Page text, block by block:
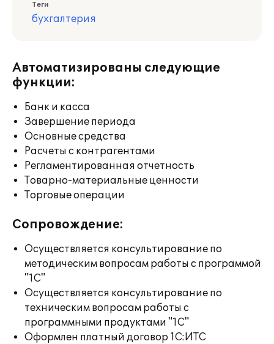
Теги
бухгалтерия
Автоматизированы следующие
функции:
Банк и касса
Завершение периода
Основные средства
Расчеты с контрагентами
Регламентированная отчетность
Товарно-материальные ценности
Торговые операции
Сопровождение:
Осуществляется консультирование по
методическим вопросам работы с программой
"1С"
Осуществляется консультирование по
техническим вопросам работы с
программными продуктами "1С"
Оформлен платный договор 1С:ИТС